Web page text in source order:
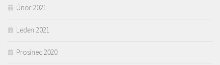
Únor 2021
Leden 2021
Prosinec 2020